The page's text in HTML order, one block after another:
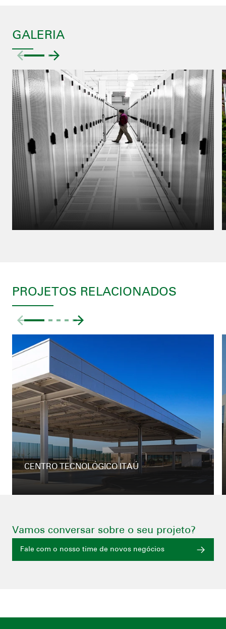
GALERIA
PROJETOS RELACIONADOS
CENTRO TECNOLÓGICO ITAÚ
Vamos conversar sobre o seu projeto?
Fale com o nosso time de novos negócios